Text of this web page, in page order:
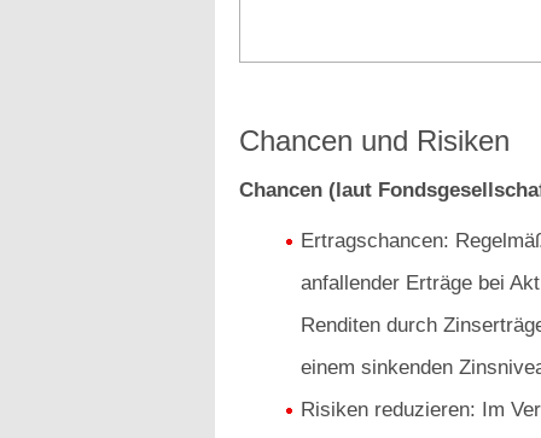
Chancen und Risiken
Chancen (laut
Ertragschancen:
anfallender Erträge bei
Renditen durch
einem sinkenden
Risiken reduzieren: Im